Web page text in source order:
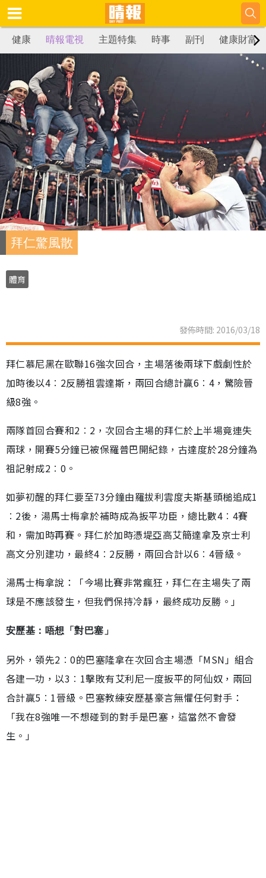
健康 晴報電視 主題特集 時事 副刊 健康財富
拜仁驚風散
體育
發佈時間: 2016/03/18
拜仁慕尼黑在歐聯16強次回合，主場落後兩球下戲劇性於
加時後以4︰2反勝祖雲達斯，兩回合總計贏6︰4，驚險晉
級8強。
兩隊首回合賽和2︰2，次回合主場的拜仁於上半場竟連失
兩球，開賽5分鐘已被保羅普巴開紀錄，古達度於28分鐘為
祖記射成2︰0。
如夢初醒的拜仁要至73分鐘由羅拔利雲度夫斯基頭槌追成1
︰2後，湯馬士梅拿於補時成為扳平功臣，總比數4︰4賽
和，需加時再賽。拜仁於加時憑堤亞高艾簡達拿及京士利
高文分別建功，最終4︰2反勝，兩回合計以6︰4晉級。
湯馬士梅拿說：「今場比賽非常瘋狂，拜仁在主場失了兩
球是不應該發生，但我們保持冷靜，最終成功反勝。」
安歷基：唔想「對巴塞」
另外，領先2︰0的巴塞隆拿在次回合主場憑「MSN」組合
各建一功，以3︰1擊敗有艾利尼一度扳平的阿仙奴，兩回
合計贏5︰1晉級。巴塞教練安歷基豪言無懼任何對手：
「我在8強唯一不想碰到的對手是巴塞，這當然不會發
生。」